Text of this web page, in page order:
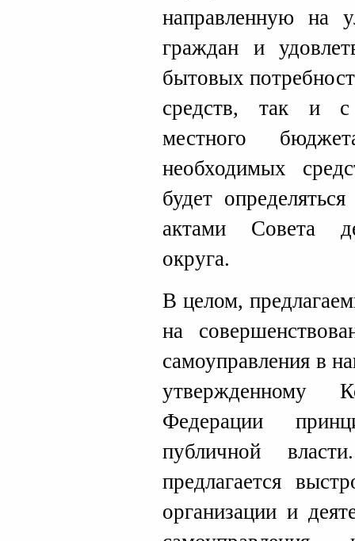
направленную на
граждан и
бытовых
средств, так и с
местного
необходимых
будет
актами Совета
округа.
В целом,
на
самоуправления в
утвержденному
Федерации
публичной
предлагается
организации и